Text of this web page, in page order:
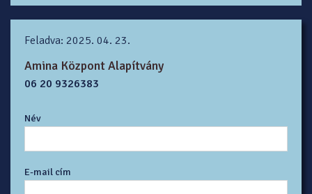
Feladva: 2025. 04. 23.
Amina Központ Alapítvány
06 20 9326383
Név
E-mail cím